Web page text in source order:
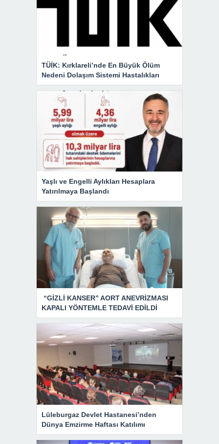
TÜİK: Kırklareli’nde En Büyük Ölüm
Nedeni Dolaşım Sistemi Hastalıkları
Yaşlı ve Engelli Aylıkları Hesaplara
Yatırılmaya Başlandı
“GİZLİ KANSER” AORT ANEVRİZMASI
KAPALI YÖNTEMLE TEDAVİ EDİLDİ
Lüleburgaz Devlet Hastanesi’nden
Dünya Emzirme Haftası Katılımı